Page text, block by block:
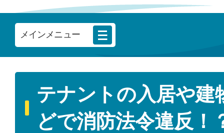
メインメニュー
テナントの入居や建
どで消防法令違反！